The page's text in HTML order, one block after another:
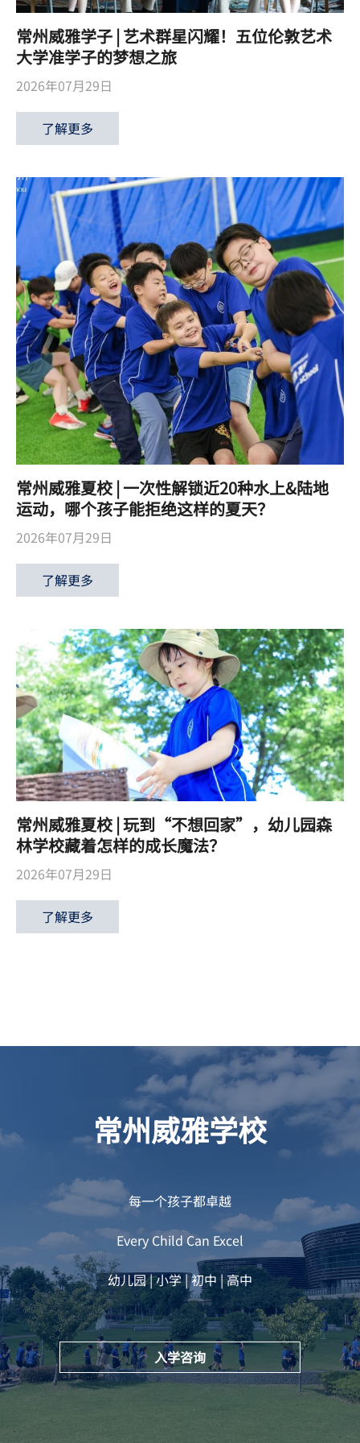
常州威雅学子 | 艺术群星闪耀！五位伦敦艺术
大学准学子的梦想之旅
2026年07月29日
了解更多
常州威雅夏校 | 一次性解锁近20种水上&陆地
运动，哪个孩子能拒绝这样的夏天？
2026年07月29日
了解更多
常州威雅夏校 | 玩到“不想回家”，幼儿园森
林学校藏着怎样的成长魔法？
2026年07月29日
了解更多
常州威雅学校
每一个孩子都卓越
Every Child Can Excel
幼儿园 | 小学 | 初中 | 高中
入学咨询